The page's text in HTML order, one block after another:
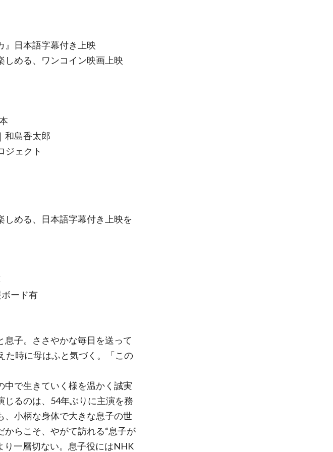
』日本語字幕付き上映
しめる、ワンコイン映画上映
和島香太郎
ジェクト
める、日本語字幕付き上映を
ード有
子。ささやかな毎日を送って
た時に母はふと気づく。「この
で生きていく様を温かく誠実
じるのは、54年ぶりに主演を務
、小柄な身体で大きな息子の世
らこそ、やがて訪れる“息子が
り一層切ない。息子役にはNHK